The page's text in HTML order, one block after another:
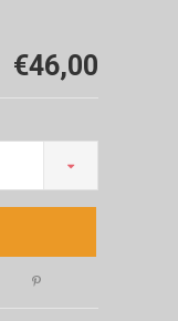
€46,00